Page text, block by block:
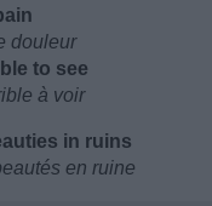
douleur
to see
à voir
in ruins
en ruine